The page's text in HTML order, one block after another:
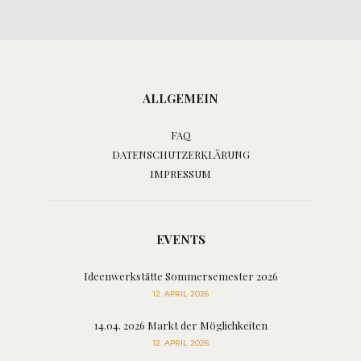
ALLGEMEIN
FAQ
DATENSCHUTZERKLÄRUNG
IMPRESSUM
EVENTS
Ideenwerkstätte Sommersemester 2026
12. APRIL 2026
14.04. 2026 Markt der Möglichkeiten
12. APRIL 2026